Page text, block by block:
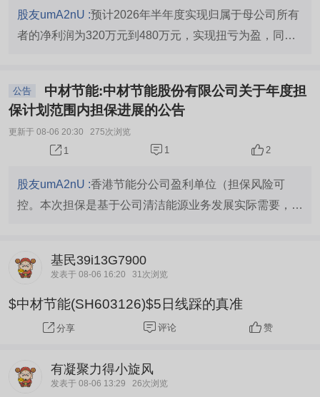
9%。 2026年上半年，公司着力打造增长“第二曲
线”，清洁能源业务加快落地实施，工程服...
际需要，是公司推进国际化发展战略、保障境外项目融资
落地的合理安排，不会损害公司及全体股东利益）
股友umA2nU :预计2026年半年度实现归属于母公司所有
者的净利润为320万元到480万元，实现扭亏为盈，同比
公告
保计划范围内担保进展的公告
更新于 08-06 20:30 275次浏览
1 1 2
股友umA2nU :香港节能分公司盈利单位（担保风险可
控。本次担保是基于公司清洁能源业务发展实际需要，是
基民39i13G7900
发表于 08-06 16:20 31次浏览
$中材节能(SH603126)$5日线踩的真准
分享 评论 赞
有凝聚力得小旋风
发表于 08-06 13:29 26次浏览